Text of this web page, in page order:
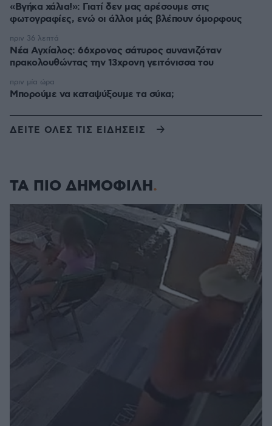
«Βγήκα χάλια!»: Γιατί δεν μας αρέσουμε στις
φωτογραφίες, ενώ οι άλλοι μάς βλέπουν όμορφους
Νέα Αγχίαλος: 66χρονος σάτυρος αυνανιζόταν
πρακολουθώντας την 13χρονη γειτόνισσα του
πριν 36 λεπτά
Μπορούμε να καταψύξουμε τα σύκα;
πριν μία ώρα
ΔΕΙΤΕ ΟΛΕΣ ΤΙΣ ΕΙΔΗΣΕΙΣ
ΤΑ ΠΙΟ ΔΗΜΟΦΙΛΗ